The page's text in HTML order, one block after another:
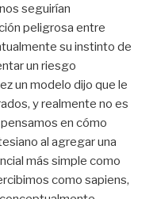
seguirían
peligrosa entre
su instinto de
un riesgo
un modelo dijo que le
y realmente no es
en cómo
al agregar una
más simple como
como sapiens,